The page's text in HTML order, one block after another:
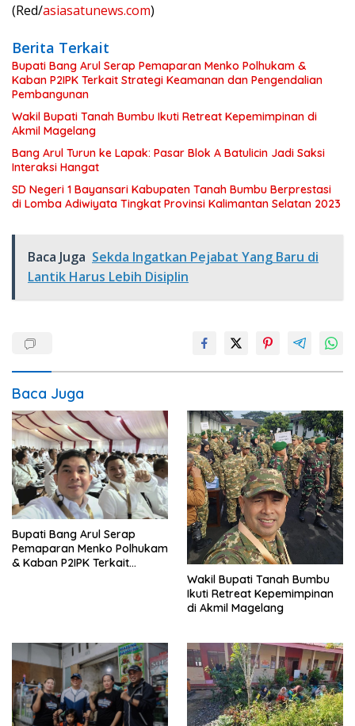
(Red/asiasatunews.com)
Berita Terkait
Bupati Bang Arul Serap Pemaparan Menko Polhukam &
Kaban P2IPK Terkait Strategi Keamanan dan Pengendalian
Pembangunan
Wakil Bupati Tanah Bumbu Ikuti Retreat Kepemimpinan di
Akmil Magelang
Bang Arul Turun ke Lapak: Pasar Blok A Batulicin Jadi Saksi
Interaksi Hangat
SD Negeri 1 Bayansari Kabupaten Tanah Bumbu Berprestasi
di Lomba Adiwiyata Tingkat Provinsi Kalimantan Selatan 2023
Baca Juga Sekda Ingatkan Pejabat Yang Baru di
Lantik Harus Lebih Disiplin
Baca Juga
Bupati Bang Arul Serap
Pemaparan Menko Polhukam
& Kaban P2IPK Terkait
Wakil Bupati Tanah Bumbu
Ikuti Retreat Kepemimpinan
di Akmil Magelang